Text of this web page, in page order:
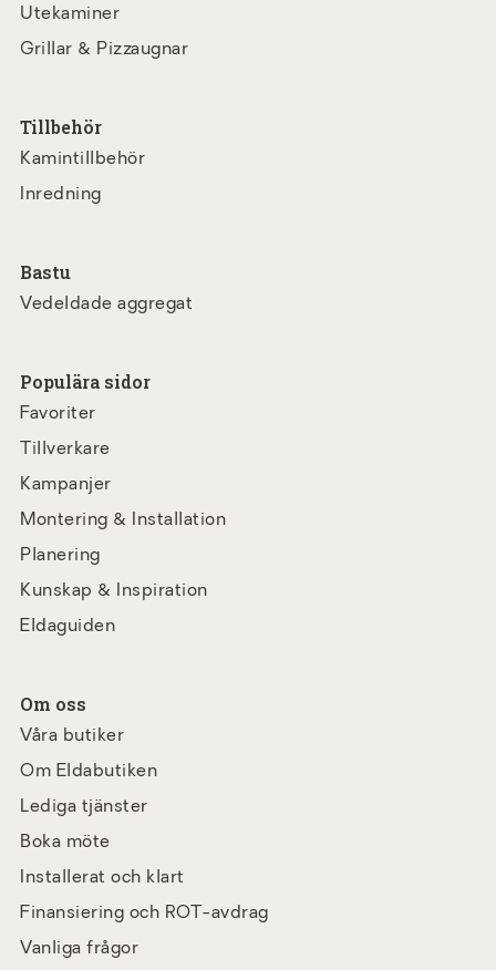
Utekaminer
Grillar & Pizzaugnar
Tillbehör
Kamintillbehör
Inredning
Bastu
Vedeldade aggregat
Populära sidor
Favoriter
Tillverkare
Kampanjer
Montering & Installation
Planering
Kunskap & Inspiration
Eldaguiden
Om oss
Våra butiker
Om Eldabutiken
Lediga tjänster
Boka möte
Installerat och klart
Finansiering och ROT-avdrag
Vanliga frågor